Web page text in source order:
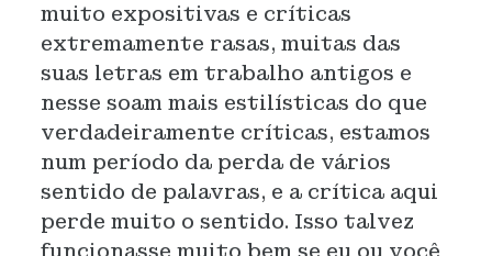
muito expositivas e críticas
extremamente rasas, muitas das
suas letras em trabalho antigos e
nesse soam mais estilísticas do que
verdadeiramente críticas, estamos
num período da perda de vários
sentido de palavras, e a crítica aqui
perde muito o sentido. Isso talvez